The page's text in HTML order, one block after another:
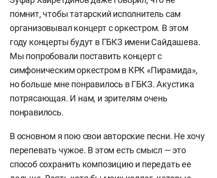
помнит, чтобы татарский исполнитель сам
организовывал концерт с оркестром. В этом
году концерты будут в ГБКЗ имени Сайдашева.
Мы попробовали поставить концерт с
симфоническим оркестром в КРК «Пирамида»,
но больше мне понравилось в ГБКЗ. Акустика
потрясающая. И нам, и зрителям очень
понравилось.
В основном я пою свои авторские песни. Не хочу
перепевать чужое. В этом есть смысл — это
способ сохранить композицию и передать ее